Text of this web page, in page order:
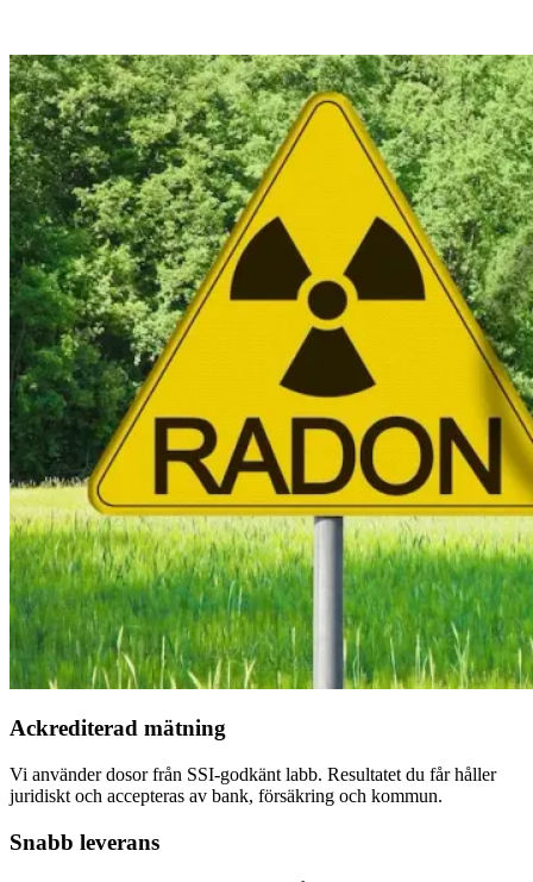
Ackrediterad mätning
Vi använder dosor från SSI-godkänt labb. Resultatet du får håller
juridiskt och accepteras av bank, försäkring och kommun.
Snabb leverans